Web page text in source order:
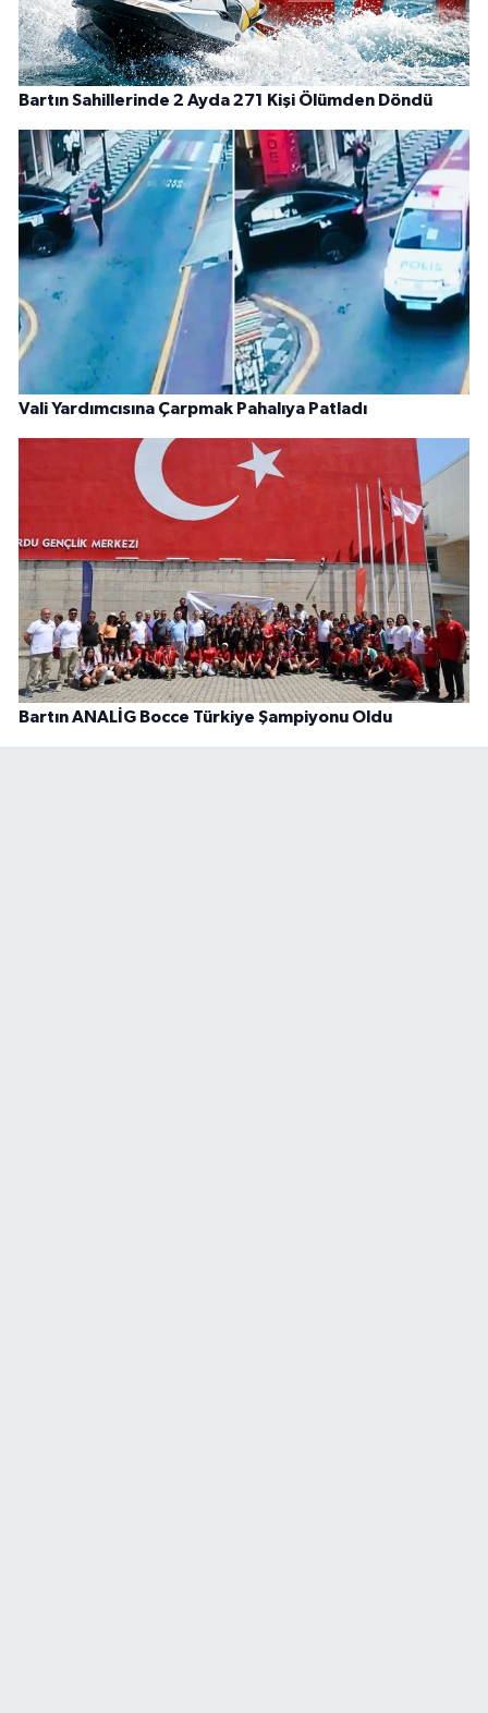
Bartın Sahillerinde 2 Ayda 271 Kişi Ölümden Döndü
Vali Yardımcısına Çarpmak Pahalıya Patladı
Bartın ANALİG Bocce Türkiye Şampiyonu Oldu